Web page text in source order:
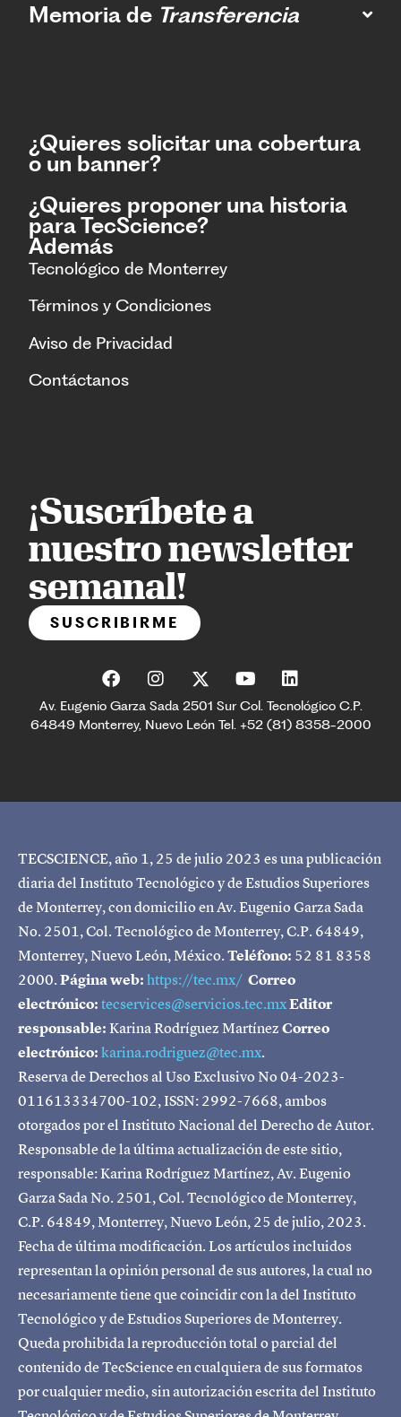
Memoria de Transferencia
¿Quieres solicitar una cobertura
o un banner?
¿Quieres proponer una historia
para TecScience?
Además
Tecnológico de Monterrey
Términos y Condiciones
Aviso de Privacidad
Contáctanos
¡Suscríbete a
nuestro newsletter
semanal!
SUSCRIBIRME
Av. Eugenio Garza Sada 2501 Sur Col. Tecnológico C.P.
64849 Monterrey, Nuevo León Tel. +52 (81) 8358-2000
TECSCIENCE, año 1, 25 de julio 2023 es una publicación
diaria del Instituto Tecnológico y de Estudios Superiores
de Monterrey, con domicilio en Av. Eugenio Garza Sada
No. 2501, Col. Tecnológico de Monterrey, C.P. 64849,
Monterrey, Nuevo León, México.Teléfono: 52 81 8358
2000.Página web:https://tec.mx/ Correo
electrónico:tecservices@servicios.tec.mxEditor
responsable:Karina Rodríguez MartínezCorreo
electrónico:karina.rodriguez@tec.mx.
Reserva de Derechos al Uso Exclusivo No 04-2023-
011613334700-102, ISSN: 2992-7668, ambos
otorgados por el Instituto Nacional del Derecho de Autor.
Responsable de la última actualización de este sitio,
responsable: Karina Rodríguez Martínez, Av. Eugenio
Garza Sada No. 2501, Col. Tecnológico de Monterrey,
C.P. 64849, Monterrey, Nuevo León, 25 de julio, 2023.
Fecha de última modificación. Los artículos incluidos
representan la opinión personal de sus autores, la cual no
necesariamente tiene que coincidir con la del Instituto
Tecnológico y de Estudios Superiores de Monterrey.
Queda prohibida la reproducción total o parcial del
contenido de TecScience en cualquiera de sus formatos
por cualquier medio, sin autorización escrita del Instituto